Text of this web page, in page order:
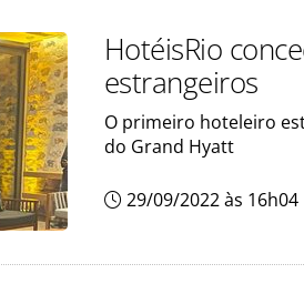
HotéisRio
estrangeiros
O primeiro hoteleiro
do Grand Hyatt
29/09/2022 às 16h04